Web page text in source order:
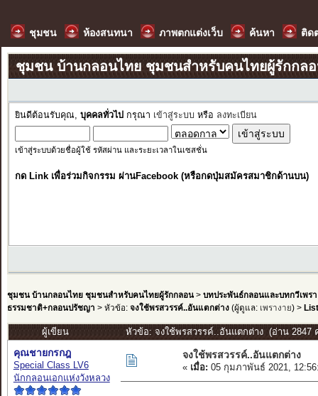
ชุมชน ห้องสนทนา ภาพตกแต่งเว็บ ค้นหา ติด
ชุมชน บ้านกลอนไทย ชุมชนสำหรับคนไทยผู้รักกล
ยินดีต้อนรับคุณ, บุคคลทั่วไป กรุณา เข้าสู่ระบบ หรือ ลงทะเบียน
เข้าสู่ระบบด้วยชื่อผู้ใช้ รหัสผ่าน และระยะเวลาในเซสชั่น
กด Link เพื่อร่วมกิจกรรม ผ่านFacebook (หรือกดปุ่มสมัครสมาชิกด้านบน)
ชุมชน บ้านกลอนไทย ชุมชนสำหรับคนไทยผู้รักกลอน> บทประพันธ์กลอนและบทกวีเพรา
ธรรมชาติ+กลอนปรัชญา > หัวข้อ: จงใช้พรสวรรค์..อันแตกต่าง(ผู้ดูแล: เพรางาย) >
ผู้เขียน หัวข้อ: จงใช้พรสวรรค์..อันแตกต่าง (อ่าน 2847
คุณชายกรกฎ
Special Class LV6
นักกลอนเอกแห่งวังหลวง
จงใช้พรสวรรค์..อันแตกต่าง
« เมื่อ: 05 กุมภาพันธ์ 2021,